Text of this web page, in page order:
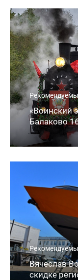
«Воинский
Балаково
Вячеслав
скидке